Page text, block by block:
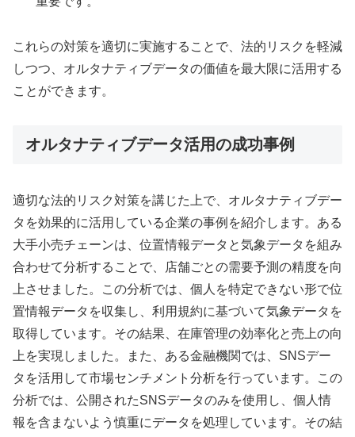
これらの対策を適切に実施することで、法的リスクを軽減
しつつ、オルタナティブデータの価値を最大限に活用する
ことができます。
オルタナティブデータ活用の成功事例
適切な法的リスク対策を講じた上で、オルタナティブデー
タを効果的に活用している企業の事例を紹介します。ある
大手小売チェーンは、位置情報データと気象データを組み
合わせて分析することで、店舗ごとの需要予測の精度を向
上させました。この分析では、個人を特定できない形で位
置情報データを収集し、利用規約に基づいて気象データを
取得しています。その結果、在庫管理の効率化と売上の向
上を実現しました。また、ある金融機関では、SNSデー
タを活用して市場センチメント分析を行っています。この
分析では、公開されたSNSデータのみを使用し、個人情
報を含まないよう慎重にデータを処理しています。その結